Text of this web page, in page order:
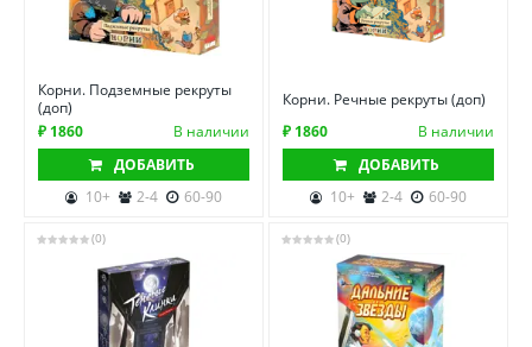
Корни. Подземные рекруты
(доп)
₽ 1860
В наличии
ДОБАВИТЬ
10+
2-4 60-90
Корни. Речные рекруты (доп)
₽ 1860
В наличии
ДОБАВИТЬ
10+
2-4 60-90
(0) (0)